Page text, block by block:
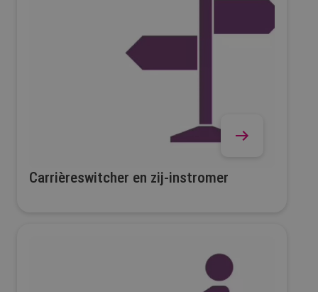
Carrièreswitcher en zij-instromer